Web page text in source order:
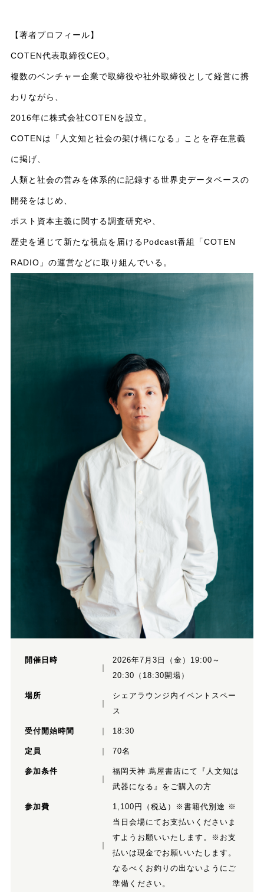
【著者プロフィール】
COTEN代表取締役CEO。
複数のベンチャー企業で取締役や社外取締役として経営に携
わりながら、
2016年に株式会社COTENを設立。
COTENは「人文知と社会の架け橋になる」ことを存在意義
に掲げ、
人類と社会の営みを体系的に記録する世界史データベースの
開発をはじめ、
ポスト資本主義に関する調査研究や、
歴史を通じて新たな視点を届けるPodcast番組「COTEN
RADIO」の運営などに取り組んでいる。
開催日時
2026年7月3日（金）19:00～
20:30（18:30開場）
場所
シェアラウンジ内イベントスペー
ス
受付開始時間 18:30
定員 70名
参加条件
福岡天神 蔦屋書店にて『人文知は
武器になる』をご購入の方
参加費
1,100円（税込）※書籍代別途 ※
当日会場にてお支払いくださいま
すようお願いいたします。※お支
払いは現金でお願いいたします。
なるべくお釣りの出ないようにご
準備ください。